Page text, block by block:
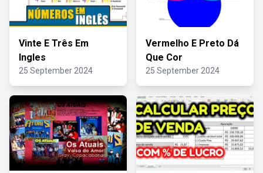
Vinte E Três Em
Ingles
25 September 2024
Vermelho E Preto Dá
Que Cor
25 September 2024